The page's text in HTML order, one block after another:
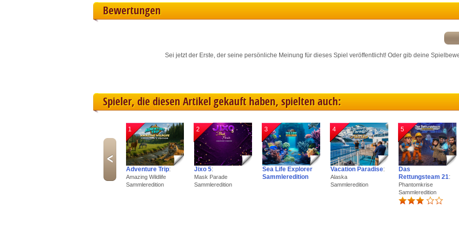
Bewertungen
Sei jetzt der Erste, der seine persönliche Meinung für dieses Spiel veröffentlicht! Oder gib deine
Spieler, die diesen Artikel gekauft haben, spielten auch:
1
Adventure Trip:
Amazing Wildlife
Sammleredition
2
Jixo 5:
Mask Parade
Sammleredition
3
Sea Life Explorer
Sammleredition
4
Vacation Paradise:
Alaska
Sammleredition
5
Das
Rettungsteam 21:
Phantomkrise
Sammleredition